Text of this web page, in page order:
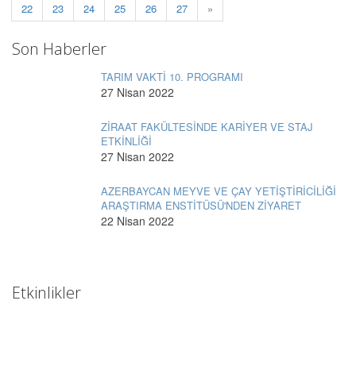
22
23 24 25 26 27 »
Son Haberler
TARIM VAKTİ 10. PROGRAMI
27 Nisan 2022
ZİRAAT FAKÜLTESİNDE KARİYER VE STAJ
ETKİNLİĞİ
27 Nisan 2022
AZERBAYCAN MEYVE VE ÇAY YETİŞTİRİCİLİĞİ
ARAŞTIRMA ENSTİTÜSÜ'NDEN ZİYARET
22 Nisan 2022
Etkinlikler